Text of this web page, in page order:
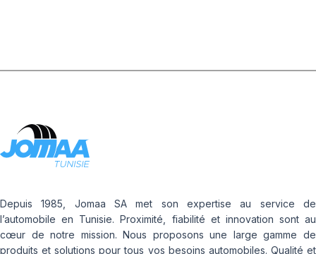
Depuis 1985, Jomaa SA met son expertise au service de
l’automobile en Tunisie. Proximité, fiabilité et innovation sont au
cœur de notre mission. Nous proposons une large gamme de
produits et solutions pour tous vos besoins automobiles. Qualité et